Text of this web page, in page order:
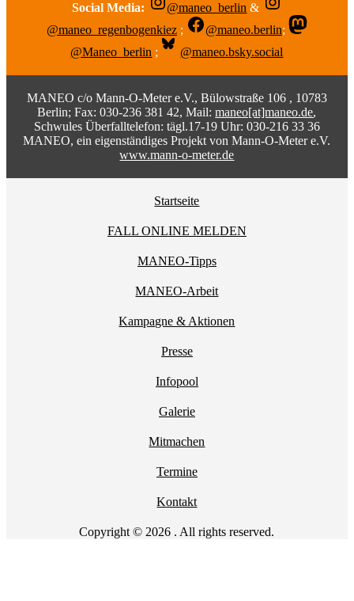
Social Media: @maneo_berlin &
@maneo_regenbogenkiez ; @maneo.berlin;
@Maneo_berlin ; @maneo.bsky.social
MANEO c/o Mann-O-Meter e.V., Bülowstraße 106 , 10783
Berlin; Fax: 030-236 381 42, Mail:maneo[at]maneo.de,
Schwules Überfalltelefon: tägl.17-19 Uhr: 030-216 33 36
MANEO, ein eigenständiges Projekt von Mann-O-Meter e.V.
www.mann-o-meter.de
Startseite
FALL ONLINE MELDEN
MANEO-Tipps
MANEO-Arbeit
Kampagne & Aktionen
Presse
Infopool
Galerie
Mitmachen
Termine
Kontakt
Copyright © 2026 . All rights reserved.